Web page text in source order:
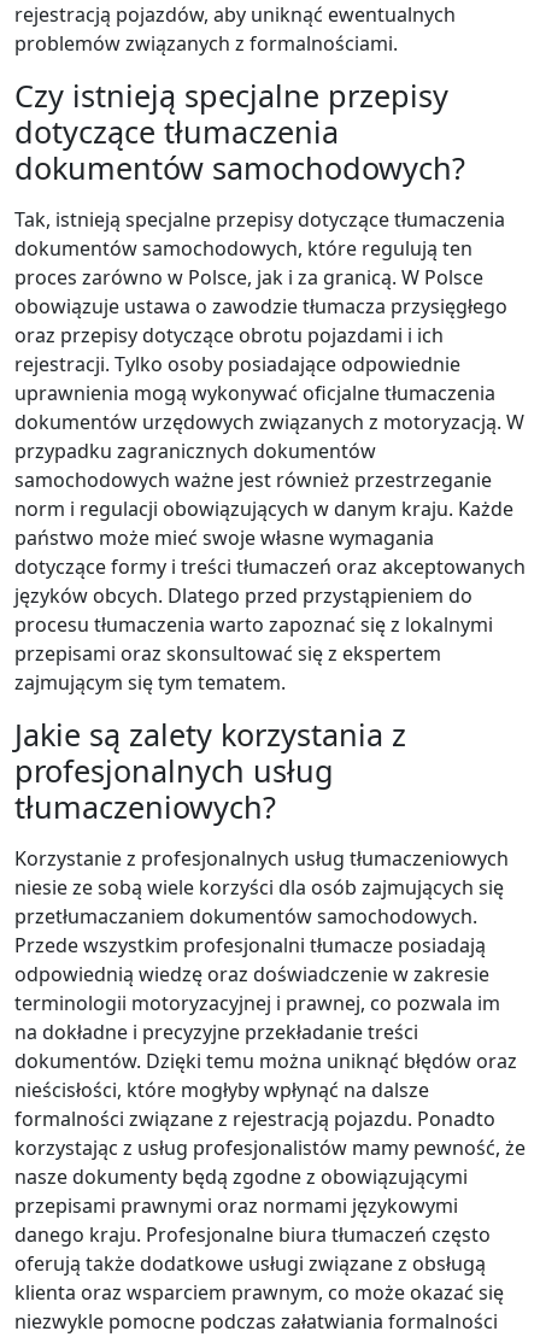
rejestracją pojazdów, aby uniknąć ewentualnych
problemów związanych z formalnościami.
Czy istnieją specjalne przepisy
dotyczące tłumaczenia
dokumentów samochodowych?
Tak, istnieją specjalne przepisy dotyczące tłumaczenia
dokumentów samochodowych, które regulują ten
proces zarówno w Polsce, jak i za granicą. W Polsce
obowiązuje ustawa o zawodzie tłumacza przysięgłego
oraz przepisy dotyczące obrotu pojazdami i ich
rejestracji. Tylko osoby posiadające odpowiednie
uprawnienia mogą wykonywać oficjalne tłumaczenia
dokumentów urzędowych związanych z motoryzacją. W
przypadku zagranicznych dokumentów
samochodowych ważne jest również przestrzeganie
norm i regulacji obowiązujących w danym kraju. Każde
państwo może mieć swoje własne wymagania
dotyczące formy i treści tłumaczeń oraz akceptowanych
języków obcych. Dlatego przed przystąpieniem do
procesu tłumaczenia warto zapoznać się z lokalnymi
przepisami oraz skonsultować się z ekspertem
zajmującym się tym tematem.
Jakie są zalety korzystania z
profesjonalnych usług
tłumaczeniowych?
Korzystanie z profesjonalnych usług tłumaczeniowych
niesie ze sobą wiele korzyści dla osób zajmujących się
przetłumaczaniem dokumentów samochodowych.
Przede wszystkim profesjonalni tłumacze posiadają
odpowiednią wiedzę oraz doświadczenie w zakresie
terminologii motoryzacyjnej i prawnej, co pozwala im
na dokładne i precyzyjne przekładanie treści
dokumentów. Dzięki temu można uniknąć błędów oraz
nieścisłości, które mogłyby wpłynąć na dalsze
formalności związane z rejestracją pojazdu. Ponadto
korzystając z usług profesjonalistów mamy pewność, że
nasze dokumenty będą zgodne z obowiązującymi
przepisami prawnymi oraz normami językowymi
danego kraju. Profesjonalne biura tłumaczeń często
oferują także dodatkowe usługi związane z obsługą
klienta oraz wsparciem prawnym, co może okazać się
niezwykle pomocne podczas załatwiania formalności